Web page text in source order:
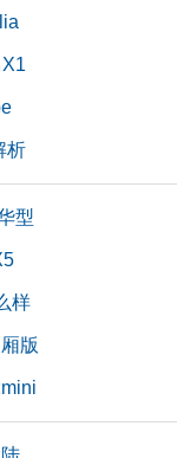
析
型
样
版